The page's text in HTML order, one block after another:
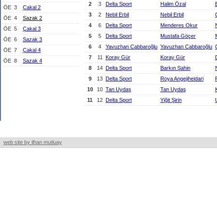
ÖE 3
Çakal 2
ÖE 4
Sazak 2
ÖE 5
Çakal 3
ÖE 6
Sazak 3
ÖE 7
Çakal 4
ÖE 8 Sazak 4
2
3 Delta Sport Halim Özal
3
2 Nebil Erbil Nebil Erbil
4
6 Delta Sport Menderes Okur
5
5 Delta Sport Mustafa Göçer
6
4 Yavuzhan Cabbaroğlu Yavuzhan Cabbaroğlu
7
11 Koray Gür Koray Gür
8
14 Delta Sport Barkın Şahin
9
13 Delta Sport Roya Angejiheidari
10
10 Tan Uydaş Tan Uydaş
11
12 Delta Sport Yiğit Şirin
web site by ilhan mutluay